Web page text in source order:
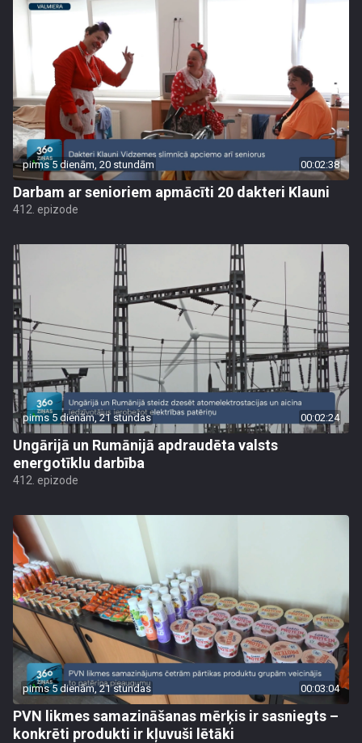
pirms 5 dienām, 20 stundām 00:02:38
Darbam ar senioriem apmācīti 20 dakteri Klauni
412. epizode
pirms 5 dienām, 21 stundas 00:02:24
Ungārijā un Rumānijā apdraudēta valsts
energotīklu darbība
412. epizode
pirms 5 dienām, 21 stundas 00:03:04
PVN likmes samazināšanas mērķis ir sasniegts –
konkrēti produkti ir kļuvuši lētāki